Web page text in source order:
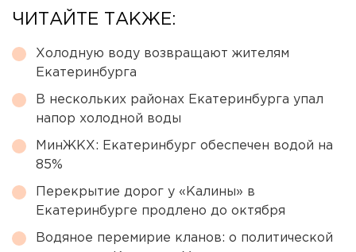
ЧИТАЙТЕ ТАКЖЕ:
Холодную воду возвращают жителям
Екатеринбурга
В нескольких районах Екатеринбурга упал
напор холодной воды
МинЖКХ: Екатеринбург обеспечен водой на
85%
Перекрытие дорог у «Калины» в
Екатеринбурге продлено до октября
Водяное перемирие кланов: о политической